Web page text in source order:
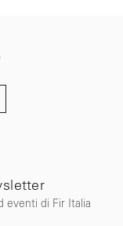
eventi di Fir Italia